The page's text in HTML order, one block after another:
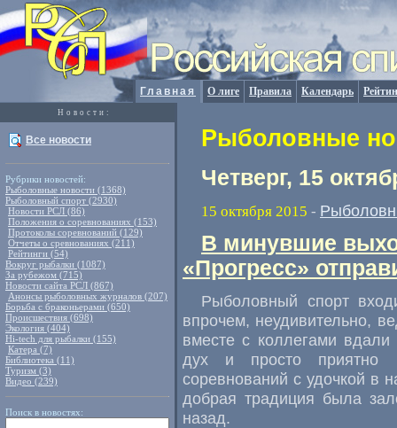
Главная О лиге Правила Календарь
Новости:
Все новости
Рубрики новостей:
Рыболовные новости (1368)
Рыболовный спорт (2930)
Новости РСЛ (86)
Положения о соревнованиях (153)
Протоколы соревнований (129)
Отчеты о сревнованиях (211)
Рейтинги (54)
Вокруг рыбалки (1087)
За рубежом (715)
Новости сайта РСЛ (867)
Анонсы рыболовных журналов (207)
Борьба с браконьерами (650)
Происшествия (698)
Экология (404)
Hi-tech для рыбалки (155)
Катера (7)
Библиотека (11)
Туризм (3)
Видео (239)
Поиск в новостях:
Рыболовные
Четверг, 15
15 октября 2015 -
В минувшие
«Прогресс»
Рыболовный спорт
впрочем, неудивительно,
вместе с коллегами вдали
дух и просто приятно
соревнований с удочкой в
добрая традиция была
назад.